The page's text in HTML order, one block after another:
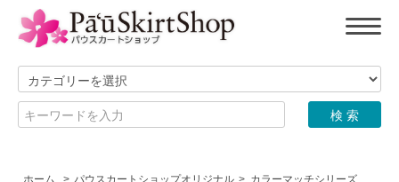
ホーム > パウスカートショップオリジナル > カラーマッチシリーズ